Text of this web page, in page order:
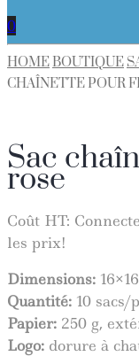
0
HOME BOUTIQUE
CHAÎNETTE POUR
Sac
rose
Coût HT:
les prix!
Dimensions:
Quantité: 10 sacs/
Papier: 250 g,
Logo: dorure à